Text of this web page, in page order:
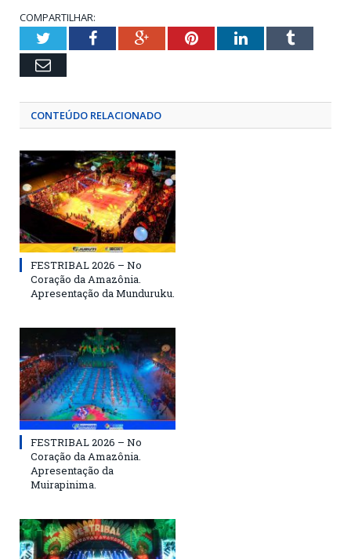
COMPARTILHAR:
TwitterFacebookGoogle+PinterestLinkedInTumblr
Email
CONTEÚDO RELACIONADO
FESTRIBAL 2026 – No
Coração da Amazônia.
Apresentação da Munduruku.
FESTRIBAL 2026 – No
Coração da Amazônia.
Apresentação da
Muirapinima.